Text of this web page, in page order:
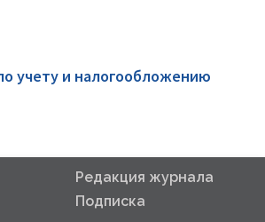
учету и налогообложению
Редакция журнала
Подписка